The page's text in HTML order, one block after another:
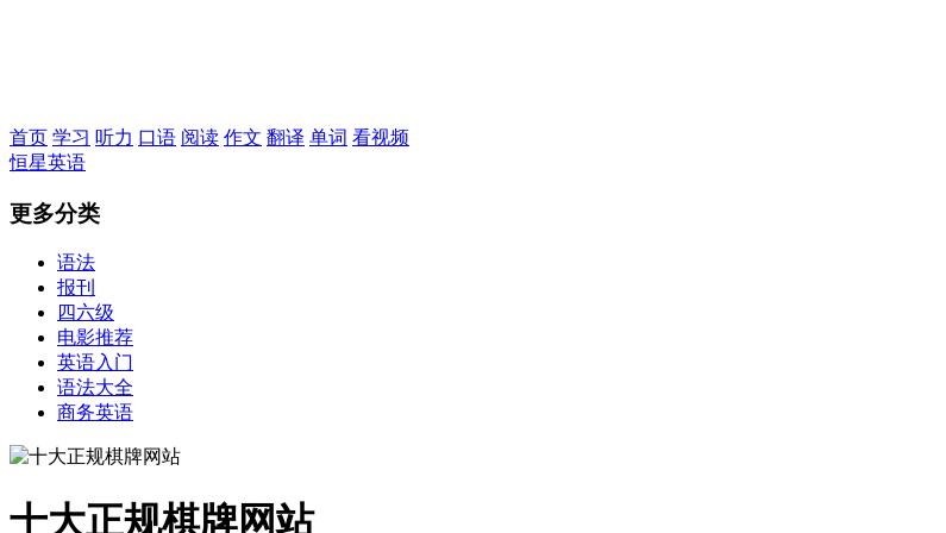
首页 学习 听力 口语 阅读 作文 翻译 单词 看视频
恒星英语
更多分类
语法
报刊
四六级
电影推荐
英语入门
语法大全
商务英语
十大正规棋牌网站